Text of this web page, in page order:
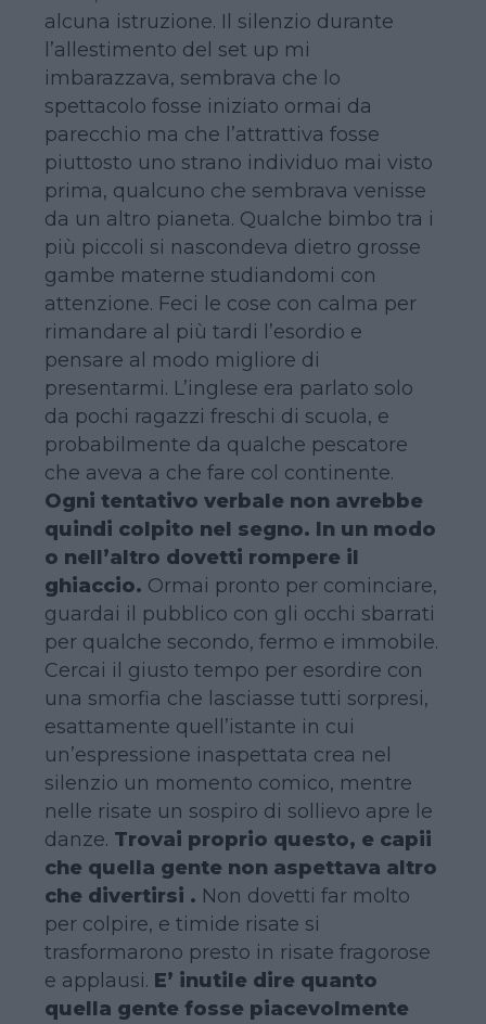
alcuna istruzione. Il silenzio durante
l’allestimento del set up mi
imbarazzava, sembrava che lo
spettacolo fosse iniziato ormai da
parecchio ma che l’attrattiva fosse
piuttosto uno strano individuo mai visto
prima, qualcuno che sembrava venisse
da un altro pianeta. Qualche bimbo tra i
più piccoli si nascondeva dietro grosse
gambe materne studiandomi con
attenzione. Feci le cose con calma per
rimandare al più tardi l’esordio e
pensare al modo migliore di
presentarmi. L’inglese era parlato solo
da pochi ragazzi freschi di scuola, e
probabilmente da qualche pescatore
che aveva a che fare col continente.
Ogni tentativo verbale non avrebbe
quindi colpito nel segno. In un modo
o nell’altro dovetti rompere il
ghiaccio. Ormai pronto per cominciare,
guardai il pubblico con gli occhi sbarrati
per qualche secondo, fermo e immobile.
Cercai il giusto tempo per esordire con
una smorfia che lasciasse tutti sorpresi,
esattamente quell’istante in cui
un’espressione inaspettata crea nel
silenzio un momento comico, mentre
nelle risate un sospiro di sollievo apre le
danze. Trovai proprio questo, e capii
che quella gente non aspettava altro
che divertirsi . Non dovetti far molto
per colpire, e timide risate si
trasformarono presto in risate fragorose
e applausi. E’ inutile dire quanto
quella gente fosse piacevolmente